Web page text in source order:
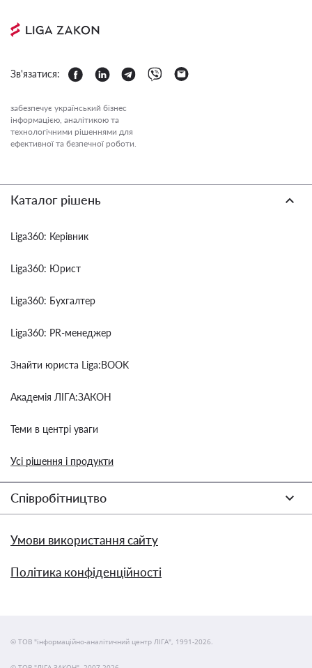
Зв'язатися:
забезпечує український бізнес
інформацією, аналітикою та
технологічними рішеннями для
ефективної та безпечної роботи.
Каталог рішень
Liga360: Керівник
Liga360: Юрист
Liga360: Бухгалтер
Liga360: PR-менеджер
Знайти юриста Liga:BOOK
Академія ЛІГА:ЗАКОН
Теми в центрі уваги
Усі рішення і продукти
Співробітництво
Умови використання сайту
Політика конфіденційності
© ТОВ "інформаційно-аналітичний центр ЛІГА", 1991-2026.